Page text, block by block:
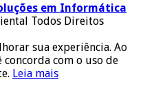
em Informática
Todos Direitos
sua experiência. Ao
concorda com o uso de
Leia mais